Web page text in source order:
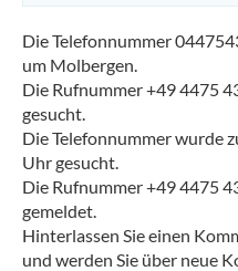
Die Telefonnummer
um Molbergen.
Die Rufnummer +49 4475
gesucht.
Die Telefonnummer wurde
Uhr gesucht.
Die Rufnummer +49 4475
gemeldet.
Hinterlassen Sie einen
und werden Sie über neue